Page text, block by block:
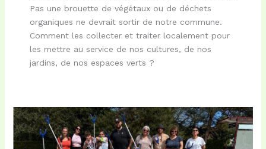
Pas une brouette de végétaux ou de déchets
organiques ne devrait sortir de notre commune.
Comment les collecter et traiter localement pour
les mettre au service de nos cultures, de nos
jardins, de nos espaces verts ?